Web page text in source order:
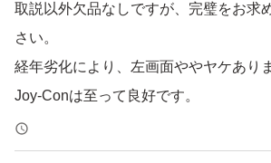
取説以外欠品なしですが、完璧をお求
さい。
経年劣化により、左画面ややヤケあり
Joy-Conは至って良好です。
中古品とのご理解をいただける方のご
ります^^